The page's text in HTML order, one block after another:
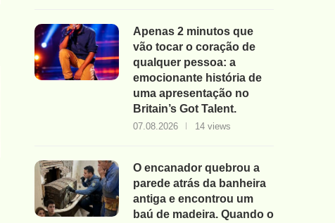
Apenas 2 minutos que
vão tocar o coração de
qualquer pessoa: a
emocionante história de
uma apresentação no
Britain’s Got Talent.
07.08.2026 14 views
O encanador quebrou a
parede atrás da banheira
antiga e encontrou um
baú de madeira. Quando o